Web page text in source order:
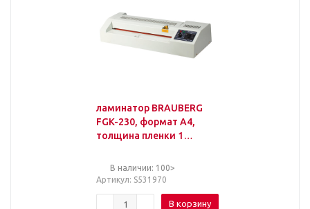
ламинатор BRAUBERG
FGK-230, формат А4,
толщина пленки 1
скорость 51 см/ми
В наличии: 100>
Артикул: S531970
В корзину